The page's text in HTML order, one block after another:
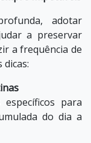
adotar
a preservar
a frequência de
para
do dia a